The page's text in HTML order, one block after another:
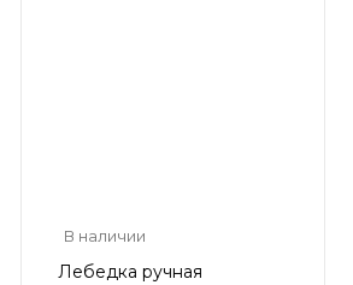
В наличии
Лебедка ручная